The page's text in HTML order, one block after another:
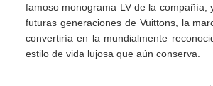
famoso monograma LV de la compañía,
futuras generaciones de Vuittons, la
convertiría en la mundialmente
estilo de vida lujosa que aún conserva.